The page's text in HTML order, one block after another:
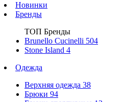
Новинки
Бренды
ТОП Бренды
Brunello Cucinelli 504
Stone Island 4
Одежда
Верхняя одежда 38
Брюки 94